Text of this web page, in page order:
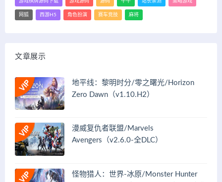
网狐 西游H5 角色扮演 赛车竞技 麻将
文章展示
地平线：黎明时分/零之曙光/Horizon
Zero Dawn（v1.10.H2）
漫威复仇者联盟/Marvels
Avengers（v2.6.0-全DLC）
怪物猎人：世界-冰原/Monster Hunter